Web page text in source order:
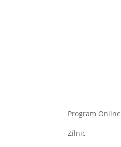
Program Online
Zilnic